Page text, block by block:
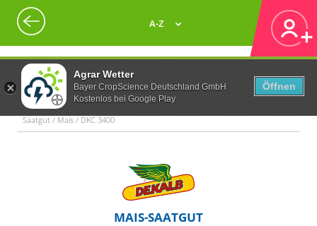
Agrar Wetter
Bayer CropScience Deutschland GmbH
Kostenlos bei Google Play
Öffnen
A-Z
Saatgut / Mais / DKC 3400
MAIS-SAATGUT